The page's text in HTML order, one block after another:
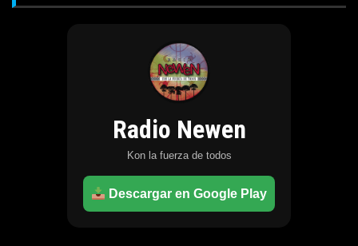
Radio Newen
Kon la fuerza de todos
Descargar en Google Play